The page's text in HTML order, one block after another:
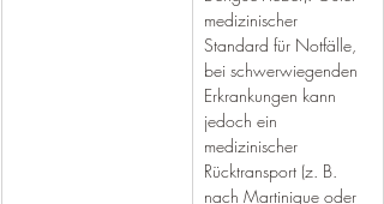
medizinischer
Standard für Notfälle,
bei schwerwiegenden
Erkrankungen kann
jedoch ein
medizinischer
Rücktransport (z. B.
nach Martinique oder